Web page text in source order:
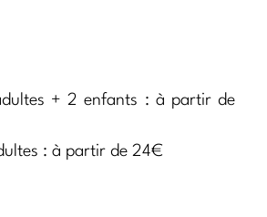
+ 2 enfants : à partir de
: à partir de 24€